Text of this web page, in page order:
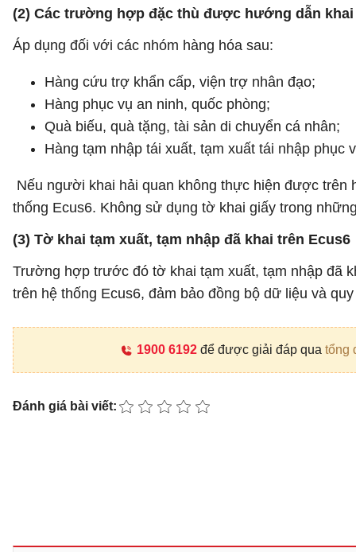
(2) Các trường hợp đặc thù được hướng dẫn khai
Áp dụng đối với các nhóm hàng hóa sau:
Hàng cứu trợ khẩn cấp, viện trợ nhân đạo;
Hàng phục vụ an ninh, quốc phòng;
Quà biếu, quà tặng, tài sản di chuyển cá nhân;
Hàng tạm nhập tái xuất, tạm xuất tái nhập
Nếu người khai hải quan không thực hiện được trên
thống Ecus6. Không sử dụng tờ khai giấy trong
(3) Tờ khai tạm xuất, tạm nhập đã khai trên Ecus6
Trường hợp trước đó tờ khai tạm xuất, tạm nhập đã
trên hệ thống Ecus6, đảm bảo đồng bộ dữ liệu và
1900 6192để được giải đáp qua tổng
Đánh giá bài viết: